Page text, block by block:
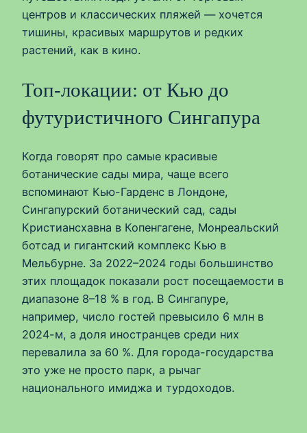
центров и классических пляжей — хочется
тишины, красивых маршрутов и редких
растений, как в кино.
Топ‑локации: от Кью до
футуристичного Сингапура
Когда говорят про самые красивые
ботанические сады мира, чаще всего
вспоминают Кью-Гарденс в Лондоне,
Сингапурский ботанический сад, сады
Кристиансхавна в Копенгагене, Монреальский
ботсад и гигантский комплекс Кью в
Мельбурне. За 2022–2024 годы большинство
этих площадок показали рост посещаемости в
диапазоне 8–18 % в год. В Сингапуре,
например, число гостей превысило 6 млн в
2024-м, а доля иностранцев среди них
перевалила за 60 %. Для города-государства
это уже не просто парк, а рычаг
национального имиджа и турдоходов.